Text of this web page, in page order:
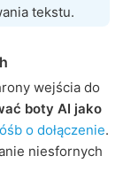
tekstu.
wejścia do
boty AI jako
o dołączenie.
niesfornych